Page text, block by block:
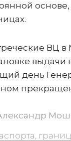
ВЦ
выдачи
день